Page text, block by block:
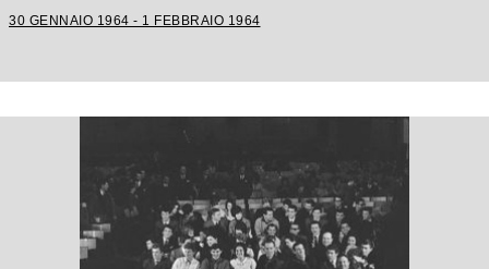
30 GENNAIO 1964 - 1 FEBBRAIO 1964